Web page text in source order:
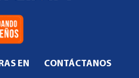
EN
CONTÁCTANOS